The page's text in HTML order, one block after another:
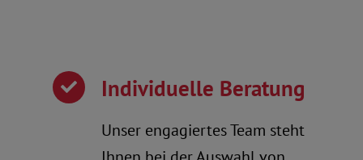
Individuelle Beratung
Unser engagiertes Team steht